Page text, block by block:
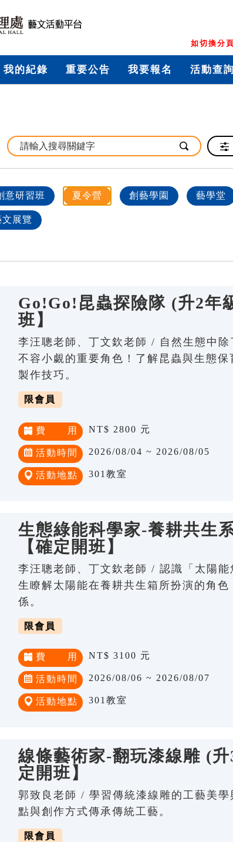
如切換分
我的紀錄 重要公告 我要報名 活動查詢
意研習班 夏令營 創藝學園 藝學堂
文展覽
Go!Go!昆蟲探險隊 (升2年
班】
李汪聰老師、丁文欽老師 / 自然生態中
不容小覷的重要角色！了解昆蟲與生態
製作技巧。
限會員
費 用 NT$ 2800 元
活動時間 2026/08/04 ~ 2026/08/05
活動地點 301教室
生態綠能科學家-養耕共生
【確定開班】
李汪聰老師、丁文欽老師 / 認識「太陽
生瞭解太陽能在養耕共生箱所扮演的角
係。
限會員
費 用 NT$ 3100 元
活動時間 2026/08/06 ~ 2026/08/07
活動地點 301教室
線條藝術家-翻玩漆線雕 (
定開班】
郭致良老師 / 學習傳統漆線雕的工藝美
點與創作方式傳承傳統工藝。
限會員